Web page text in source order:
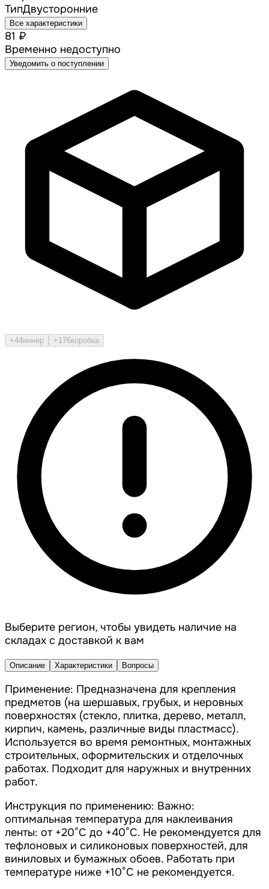
ТипДвусторонние
Все характеристики
81 ₽
Временно недоступно
Уведомить о поступлении
+44иннер +176коробка
Выберите регион, чтобы увидеть наличие на
складах с доставкой к вам
Описание Характеристики Вопросы
Применение: Предназначена для крепления
предметов (на шершавых, грубых, и неровных
поверхностях (стекло, плитка, дерево, металл,
кирпич, камень, различные виды пластмасс).
Используется во время ремонтных, монтажных
строительных, оформительских и отделочных
работах. Подходит для наружных и внутренних
работ.
Инструкция по применению: Важно:
оптимальная температура для наклеивания
ленты: от +20°С до +40°С. Не рекомендуется для
тефлоновых и силиконовых поверхностей, для
виниловых и бумажных обоев. Работать при
температуре ниже +10°С не рекомендуется.